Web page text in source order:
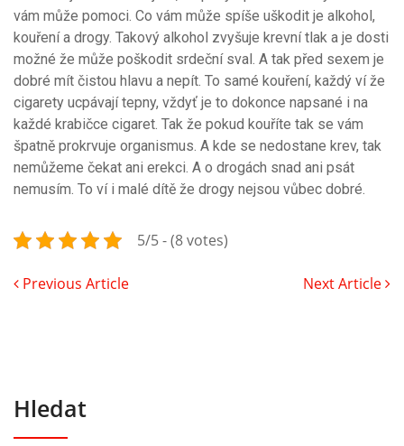
vám může pomoci. Co vám může spíše uškodit je alkohol,
kouření a drogy. Takový alkohol zvyšuje krevní tlak a je dosti
možné že může poškodit srdeční sval. A tak před sexem je
dobré mít čistou hlavu a nepít. To samé kouření, každý ví že
cigarety ucpávají tepny, vždyť je to dokonce napsané i na
každé krabičce cigaret. Tak že pokud kouříte tak se vám
špatně prokrvuje organismus. A kde se nedostane krev, tak
nemůžeme čekat ani erekci. A o drogách snad ani psát
nemusím. To ví i malé dítě že drogy nejsou vůbec dobré.
5/5 - (8 votes)
Previous Article Next Article
Hledat